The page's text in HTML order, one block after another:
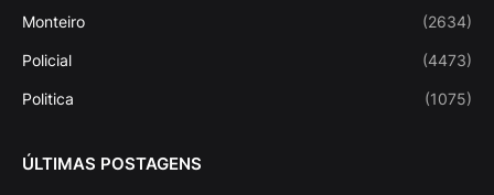
Monteiro (2634)
Policial (4473)
Politica (1075)
ÚLTIMAS POSTAGENS